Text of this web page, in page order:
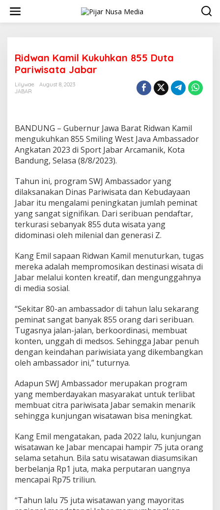
content
Ridwan Kamil Kukuhkan 855 Duta
Pariwisata Jabar
Lilywae
August 8, 2023
JABAR
BANDUNG – Gubernur Jawa Barat Ridwan Kamil
mengukuhkan 855 Smiling West Java Ambassador
Angkatan 2023 di Sport Jabar Arcamanik, Kota
Bandung, Selasa (8/8/2023).
Tahun ini, program SWJ Ambassador yang
dilaksanakan Dinas Pariwisata dan Kebudayaan
Jabar itu mengalami peningkatan jumlah peminat
yang sangat signifikan. Dari seribuan pendaftar,
terkurasi sebanyak 855 duta wisata yang
didominasi oleh milenial dan generasi Z.
Kang Emil sapaan Ridwan Kamil menuturkan, tugas
mereka adalah mempromosikan destinasi wisata di
Jabar melalui konten kreatif, dan mengunggahnya
di media sosial.
“Sekitar 80-an ambassador di tahun lalu sekarang
peminat sangat banyak 855 orang dari seribuan.
Tugasnya jalan-jalan, berkoordinasi, membuat
konten, unggah di medsos. Sehingga Jabar penuh
dengan keindahan pariwisiata yang dikembangkan
oleh ambassador ini,” tuturnya.
Adapun SWJ Ambassador merupakan program
yang memberdayakan masyarakat untuk terlibat
membuat citra pariwisata Jabar semakin menarik
sehingga kunjungan wisatawan bisa meningkat.
Kang Emil mengatakan, pada 2022 lalu, kunjungan
wisatawan ke Jabar mencapai hampir 75 juta orang
selama setahun. Bila satu wisatawan diasumsikan
berbelanja Rp1 juta, maka perputaran uangnya
mencapai Rp75 triliun.
“Tahun lalu 75 juta wisatawan yang mayoritas